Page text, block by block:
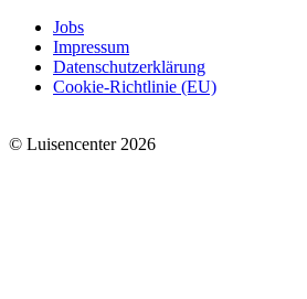
Jobs
Impressum
Datenschutzerklärung
Cookie-Richtlinie (EU)
© Luisencenter 2026